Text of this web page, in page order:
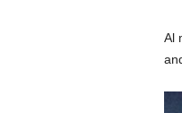
Al